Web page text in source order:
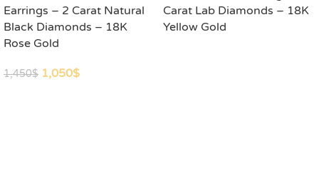
Earrings – 2 Carat Natural
Black Diamonds – 18K
Rose Gold
1,450$ 1,050$
Carat Lab Diamonds – 18K
Yellow Gold